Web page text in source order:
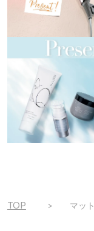
TOP マット